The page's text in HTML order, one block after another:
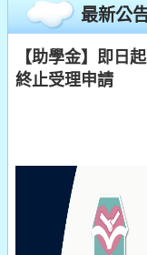
最新公
【助學金】即日
終止受理申請